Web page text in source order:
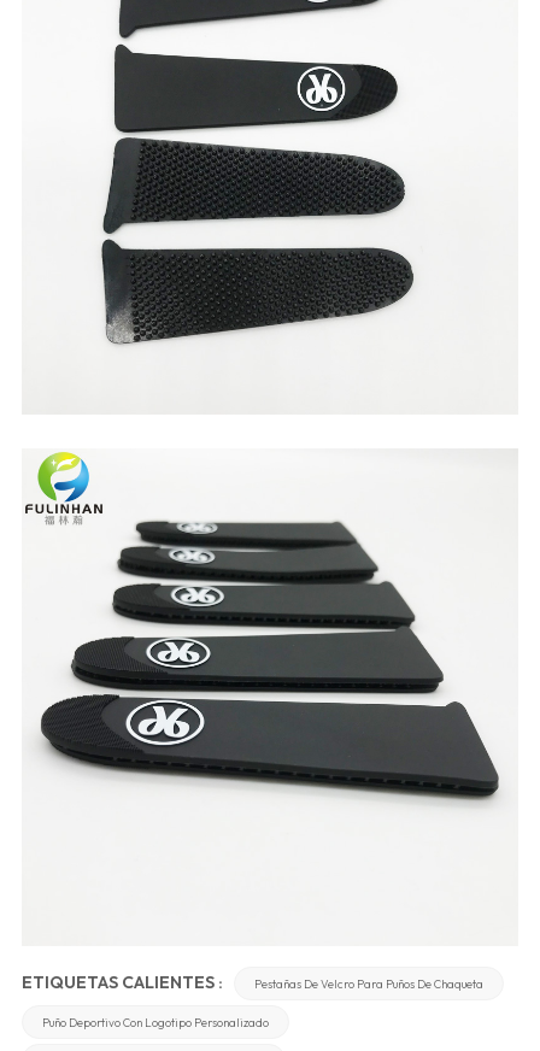
ETIQUETAS CALIENTES : Pestañas De Velcro Para Puños De Chaqueta
Puño Deportivo Con Logotipo Personalizado